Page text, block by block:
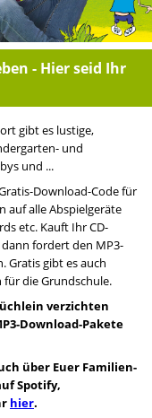
- Hier seid Ihr
gibt es lustige,
und
und ...
Download-Code für
auf alle Abspielgeräte
etc. Kauft Ihr CD-
fordert den MP3-
Gratis gibt es auch
die Grundschule.
verzichten
Download-Pakete
über Euer Familien-
Spotify,
hier.